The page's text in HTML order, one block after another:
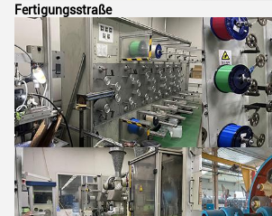
Fertigungsstraße